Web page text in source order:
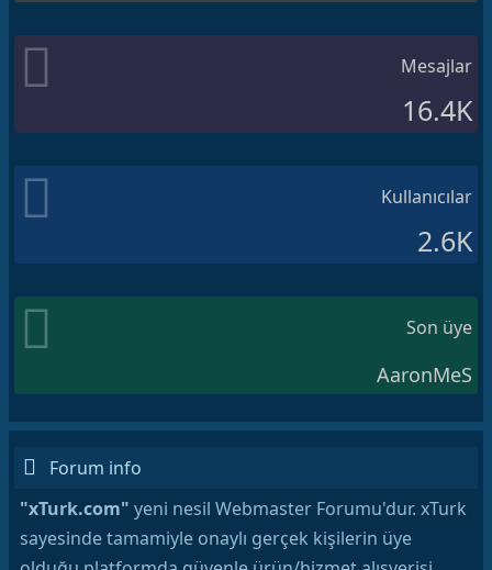
Mesajlar
16.4K
Kullanıcılar
2.6K
Son üye
AaronMeS
Forum info
"xTurk.com" yeni nesil Webmaster Forumu'dur. xTurk
sayesinde tamamiyle onaylı gerçek kişilerin üye